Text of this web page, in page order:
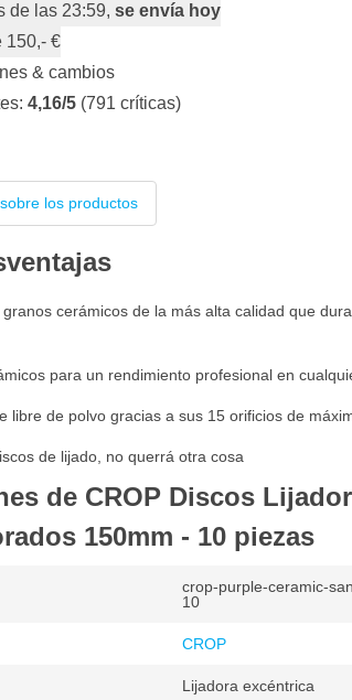
de las 23:59, se envía hoy
150,- €
& cambios
4,16/5 (791 críticas)
los productos
cerámicos de la más alta calidad que
para un rendimiento profesional en
libre de polvo gracias a sus 15 orificios de
de lijado, no querrá otra cosa
de CROP Discos
150mm - 10 piezas
crop-purple-ceramic-
10
CROP
Lijadora excéntrica